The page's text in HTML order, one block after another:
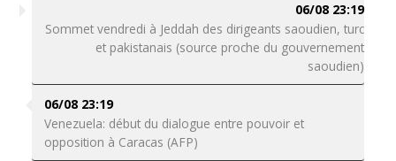
06/08 23:19
Sommet vendredi à Jeddah des dirigeants saoudien, turc
et pakistanais (source proche du gouvernement
saoudien)
06/08 23:19
Venezuela: début du dialogue entre pouvoir et
opposition à Caracas (AFP)